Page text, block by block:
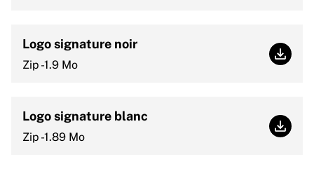
Logo signature noir
Zip -1.9 Mo Logo
Logo signature blanc
Zip -1.89 Mo Logo